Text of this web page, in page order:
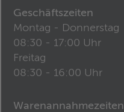
Geschäftszeiten
Montag - Donnerstag
08:30 - 17:00 Uhr
Freitag
08:30 - 16:00 Uhr
Warenannahmezeiten